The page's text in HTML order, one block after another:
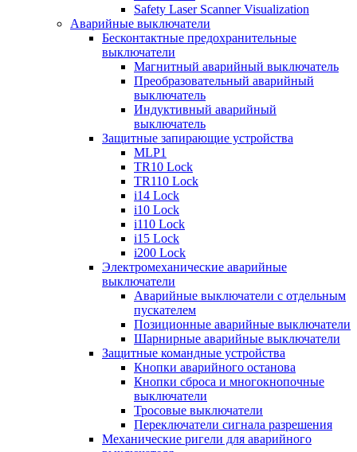
Safety Laser Scanner Visualization
Аварийные выключатели
Бесконтактные предохранительные
выключатели
Магнитный аварийный выключатель
Преобразовательный аварийный
выключатель
Индуктивный аварийный
выключатель
Защитные запирающие устройства
MLP1
TR10 Lock
TR110 Lock
i14 Lock
i10 Lock
i110 Lock
i15 Lock
i200 Lock
Электромеханические аварийные
выключатели
Аварийные выключатели с отдельным
пускателем
Позиционные аварийные выключатели
Шарнирные аварийные выключатели
Защитные командные устройства
Кнопки аварийного останова
Кнопки сброса и многокнопочные
выключатели
Тросовые выключатели
Переключатели сигнала разрешения
Механические ригели для аварийного